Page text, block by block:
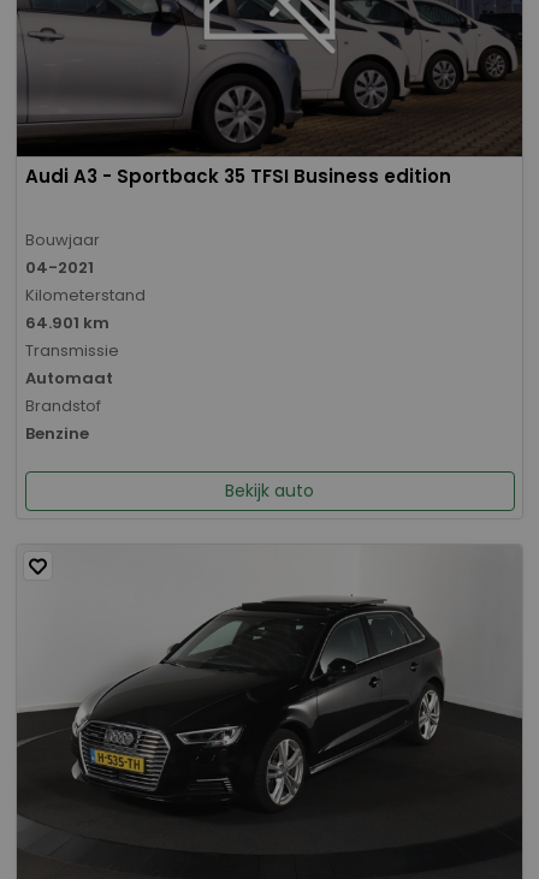
Audi A3 - Sportback 35 TFSI Business edition
Bouwjaar
04-2021
Kilometerstand
64.901 km
Transmissie
Automaat
Brandstof
Benzine
Bekijk auto